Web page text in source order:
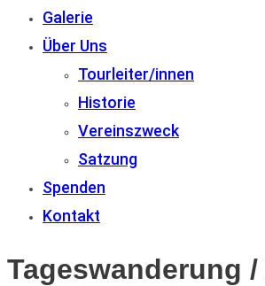
Galerie
Über Uns
Tourleiter/innen
Historie
Vereinszweck
Satzung
Spenden
Kontakt
Tageswanderung /